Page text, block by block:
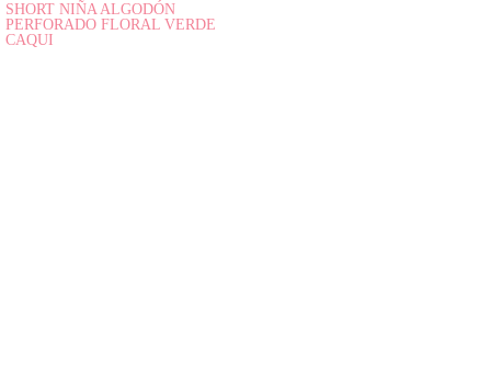
SHORT NIÑA ALGODÓN
PERFORADO FLORAL VERDE
CAQUI